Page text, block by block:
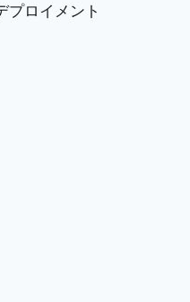
プロイメント